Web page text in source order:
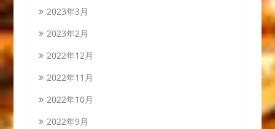
2023年3月
2023年2月
2022年12月
2022年11月
2022年10月
2022年9月